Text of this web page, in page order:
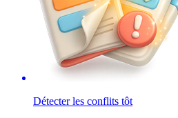
Détecter les conflits tôt